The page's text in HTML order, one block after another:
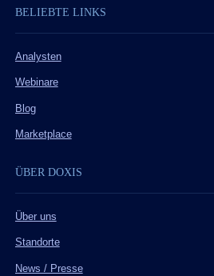
BELIEBTE LINKS
Analysten
Webinare
Blog
Marketplace
ÜBER DOXIS
Über uns
Standorte
News / Presse